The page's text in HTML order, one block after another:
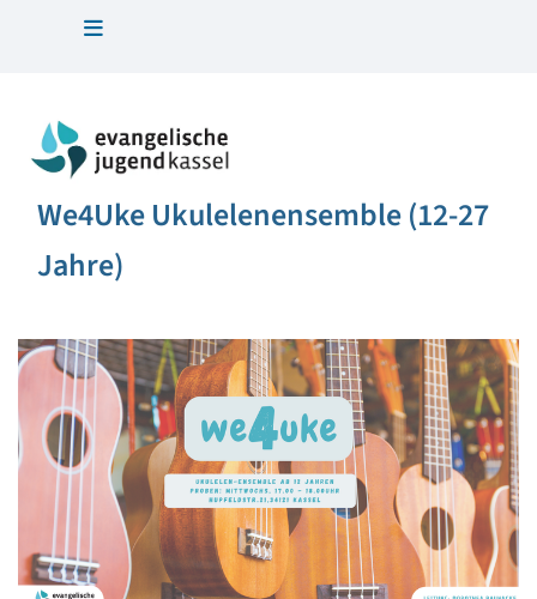
We4Uke Ukulelenensemble (12-27
Jahre)